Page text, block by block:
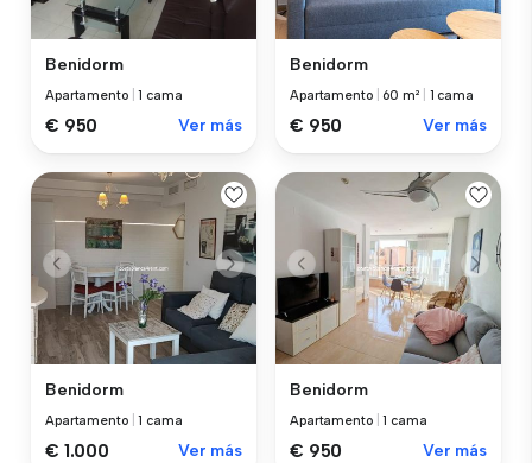
Benidorm
Apartamento |1 cama
€ 950 Ver más
Benidorm
Apartamento 60 m² 1 cama
€ 950 Ver más
Benidorm
Apartamento |1 cama
€ 1.000 Ver más
Benidorm
Apartamento |1 cama
€ 950 Ver más